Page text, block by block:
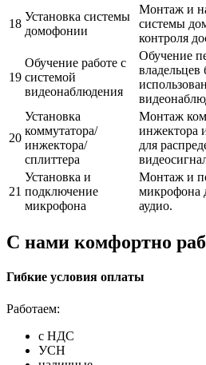
18
Установка системы
домофонии
Монтаж и
системы
контроля
19
Обучение работе с
системой
видеонаблюдения
Обучение
владельцев
20
Установка
коммутатора/
инжектора/
сплиттера
Монтаж
инжектора
для
21
Установка и
подключение
микрофона
Монтаж и
микрофона
аудио.
С нами комфортно
Гибкие условия оплаты
Работаем:
с НДС
УСН